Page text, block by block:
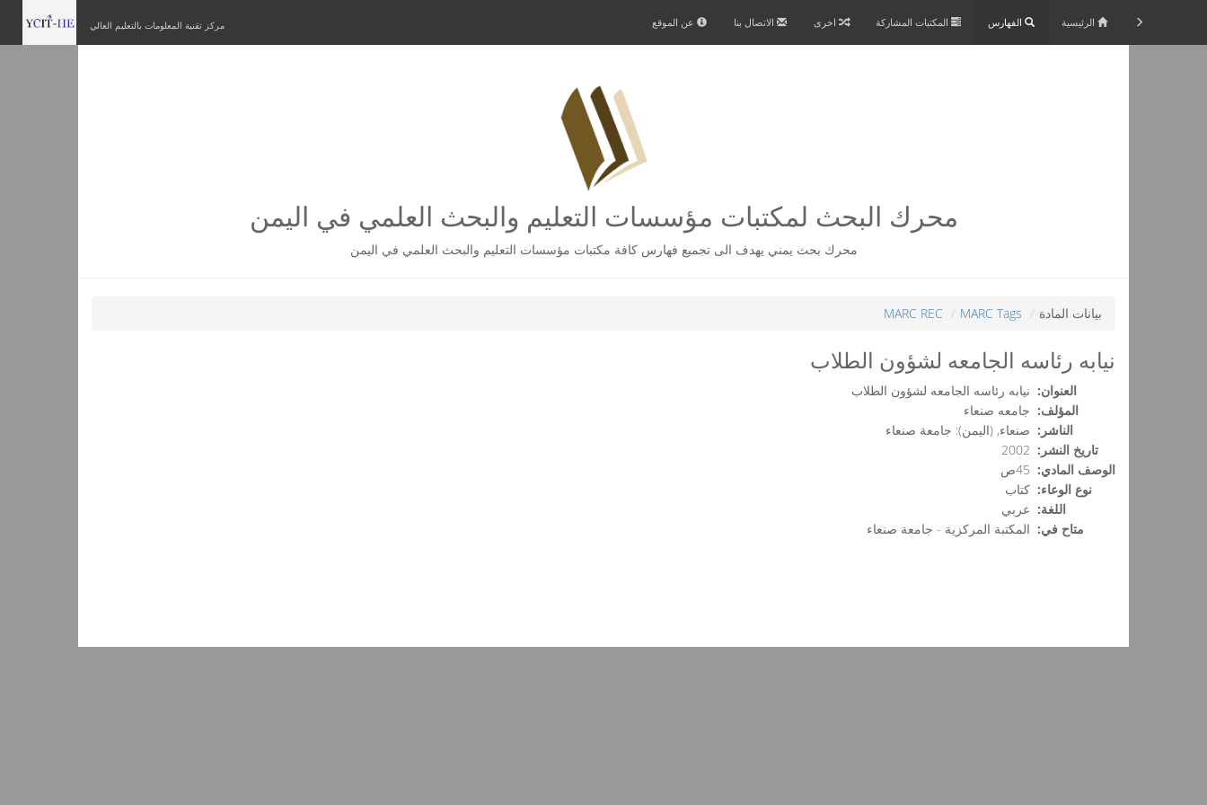
مركز تقنية المعلومات بالتعليم العالي عن الموقع الاتصال بنا اخرى المكتبات المشاركة الفهارس الرئيسية
محرك البحث لمكتبات مؤسسات التعليم والبحث العلمي في اليمن
محرك بحث يمني يهدف الى تجميع فهارس كافة مكتبات مؤسسات التعليم والبحث العلمي في اليمن
بيانات المادة MARC Tags
MARC REC
نيابه رئاسه الجامعه لشؤون الطلاب
العنوان: نيابه رئاسه الجامعه لشؤون الطلاب
المؤلف: جامعه صنعاء
الناشر: صنعاء, (اليمن): جامعة صنعاء
تاريخ النشر: 2002
الوصف المادي: 45ص
نوع الوعاء: كتاب
اللغة: عربي
متاح في: المكتبة المركزية - جامعة صنعاء